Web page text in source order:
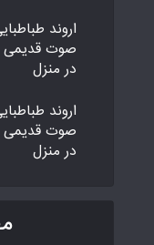
اروند
در منزل
اروند
در منزل